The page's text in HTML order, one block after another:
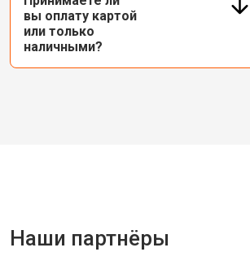
вы оплату картой
или только
наличными?
Наши партнёры